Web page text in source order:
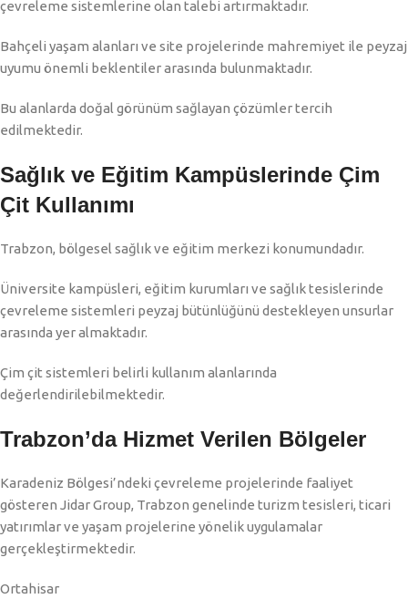
çevreleme sistemlerine olan talebi artırmaktadır.
Bahçeli yaşam alanları ve site projelerinde mahremiyet ile peyzaj
uyumu önemli beklentiler arasında bulunmaktadır.
Bu alanlarda doğal görünüm sağlayan çözümler tercih
edilmektedir.
Sağlık ve Eğitim Kampüslerinde Çim
Çit Kullanımı
Trabzon, bölgesel sağlık ve eğitim merkezi konumundadır.
Üniversite kampüsleri, eğitim kurumları ve sağlık tesislerinde
çevreleme sistemleri peyzaj bütünlüğünü destekleyen unsurlar
arasında yer almaktadır.
Çim çit sistemleri belirli kullanım alanlarında
değerlendirilebilmektedir.
Trabzon’da Hizmet Verilen Bölgeler
Karadeniz Bölgesi’ndeki çevreleme projelerinde faaliyet
gösteren Jidar Group, Trabzon genelinde turizm tesisleri, ticari
yatırımlar ve yaşam projelerine yönelik uygulamalar
gerçekleştirmektedir.
Ortahisar